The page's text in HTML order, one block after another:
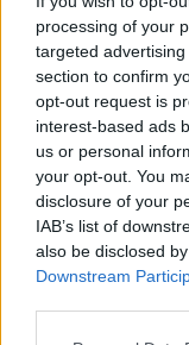
processing of your
targeted
section to confirm
opt-out request is
interest-based ads
us or personal
your opt-out. You
disclosure of your
IAB’s list of
also be disclosed
Downstream
Předchozí článek
Ladislav Dostál: Krev
darovat už v patnácti
SOUVISEJÍCÍ ČLÁNKY
VÍCE OD AUTORA